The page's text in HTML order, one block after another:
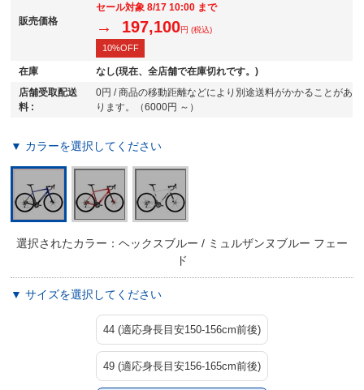
販売価格
セール対象 8/17 10:00 まで
→ 197,100円 (税込)
10%OFF
在庫
なし(現在、全店舗で在庫切れです。)
店舗受取配送
料 :
0円 / 商品の移動距離などにより別途送料がかかることがあ
ります。（6000円 ～）
▼ カラーを選択してください
選択されたカラー：ヘックスブルー / ミュルザンヌブルー フェー
ド
▼ サイズを選択してください
44 (適応身長目安150-156cm前後)
49 (適応身長目安156-165cm前後)